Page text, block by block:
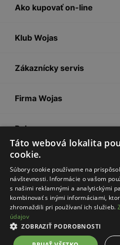
Ako kupovať on-line
Klub Wojas
Zákaznícky servis
Firma Wojas
Pokyny
© Wojas
Nákupný poriadok
Táto webová lokalita
cookie.
Súbory cookie používame na
návštevnosti. Informácie o vašom
s našimi reklamnými a analytickými
kombinovať s inými informáciami,
zhromaždili pri používaní ich služieb.
údajov
ZOBRAZIŤ PODROBNOSTI